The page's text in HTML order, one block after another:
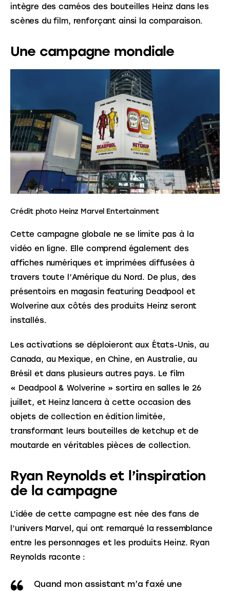
intègre des caméos des bouteilles Heinz dans les
scènes du film, renforçant ainsi la comparaison.
Une campagne mondiale
Crédit photo Heinz Marvel Entertainment
Cette campagne globale ne se limite pas à la
vidéo en ligne. Elle comprend également des
affiches numériques et imprimées diffusées à
travers toute l’Amérique du Nord. De plus, des
présentoirs en magasin featuring Deadpool et
Wolverine aux côtés des produits Heinz seront
installés.
Les activations se déploieront aux États-Unis, au
Canada, au Mexique, en Chine, en Australie, au
Brésil et dans plusieurs autres pays. Le film
« Deadpool & Wolverine » sortira en salles le 26
juillet, et Heinz lancera à cette occasion des
objets de collection en édition limitée,
transformant leurs bouteilles de ketchup et de
moutarde en véritables pièces de collection.
Ryan Reynolds et l’inspiration
de la campagne
L’idée de cette campagne est née des fans de
l’univers Marvel, qui ont remarqué la ressemblance
entre les personnages et les produits Heinz. Ryan
Reynolds raconte :
Quand mon assistant m’a faxé une